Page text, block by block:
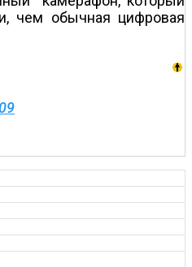
чем обычная цифровая